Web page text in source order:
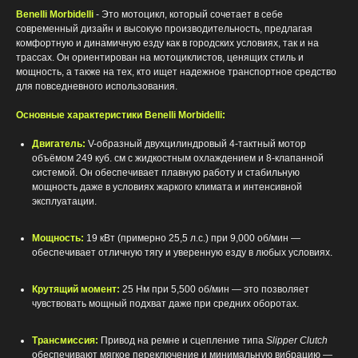
Benelli Morbidelli - Это мотоцикл, который сочетает в себе
современный дизайн и высокую производительность, предлагая
комфортную и динамичную езду как в городских условиях, так и на
трассах. Он ориентирован на мотоциклистов, ценящих стиль и
мощность, а также на тех, кто ищет надежное транспортное средство
для повседневного использования.
Основные характеристики Benelli Morbidelli:
Двигатель: V-образный двухцилиндровый 4-тактный мотор
объёмом 249 куб. см с жидкостным охлаждением и 8-клапанной
системой. Он обеспечивает плавную работу и стабильную
мощность даже в условиях жаркого климата и интенсивной
эксплуатации.
Мощность: 19 кВт (примерно 25,5 л.с.) при 9,000 об/мин —
обеспечивает отличную тягу и уверенную езду в любых условиях.
Крутящий момент: 25 Нм при 5,500 об/мин — это позволяет
чувствовать мощный подхват даже при средних оборотах.
Трансмиссия: Привод на ремне и сцепление типа Slipper Clutch
обеспечивают мягкое переключение и минимальную вибрацию —